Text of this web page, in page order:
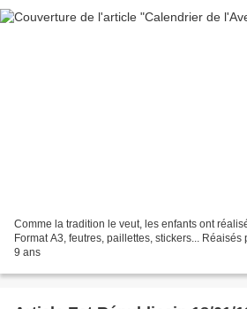
Comme la tradition le veut, les enfants ont
Format A3, feutres, paillettes, stickers...
9 ans